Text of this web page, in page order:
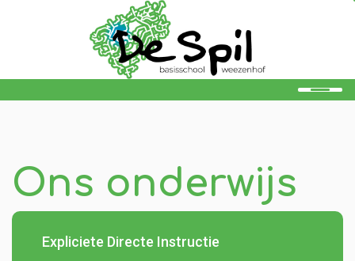
Ons onderwijs
Ons onderwijs
Expliciete Directe Instructie